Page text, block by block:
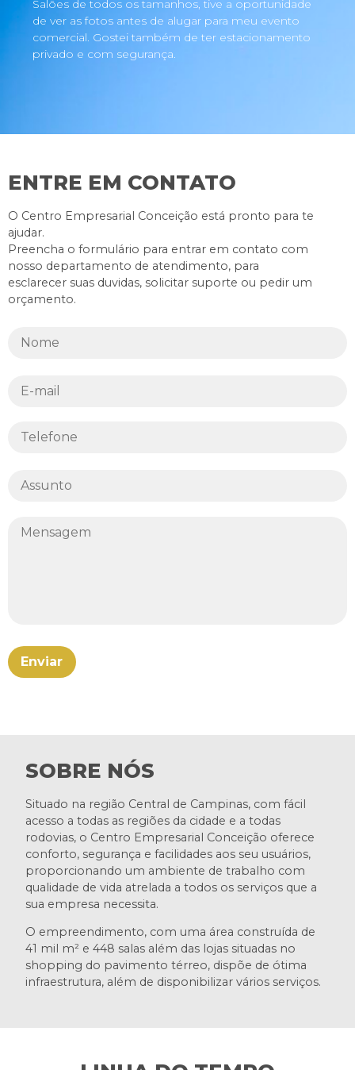
Salões de todos os tamanhos, tive a oportunidade
de ver as fotos antes de alugar para meu evento
comercial. Gostei também de ter estacionamento
privado e com segurança.
ENTRE EM CONTATO
O Centro Empresarial Conceição está pronto para te
ajudar.
Preencha o formulário para entrar em contato com
nosso departamento de atendimento, para
esclarecer suas duvidas, solicitar suporte ou pedir um
orçamento.
SOBRE NÓS
Situado na região Central de Campinas, com fácil
acesso a todas as regiões da cidade e a todas
rodovias, o Centro Empresarial Conceição oferece
conforto, segurança e facilidades aos seu usuários,
proporcionando um ambiente de trabalho com
qualidade de vida atrelada a todos os serviços que a
sua empresa necessita.
O empreendimento, com uma área construída de
41 mil m² e 448 salas além das lojas situadas no
shopping do pavimento térreo, dispõe de ótima
infraestrutura, além de disponibilizar vários serviços.